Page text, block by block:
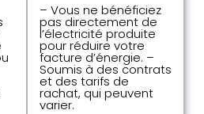
– Vous ne bénéficiez
pas directement de
l’électricité produite
pour réduire votre
facture d’énergie. –
Soumis à des contrats
et des tarifs de
rachat, qui peuvent
varier.